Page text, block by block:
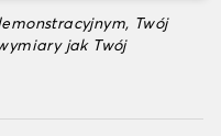
Twój
jak Twój